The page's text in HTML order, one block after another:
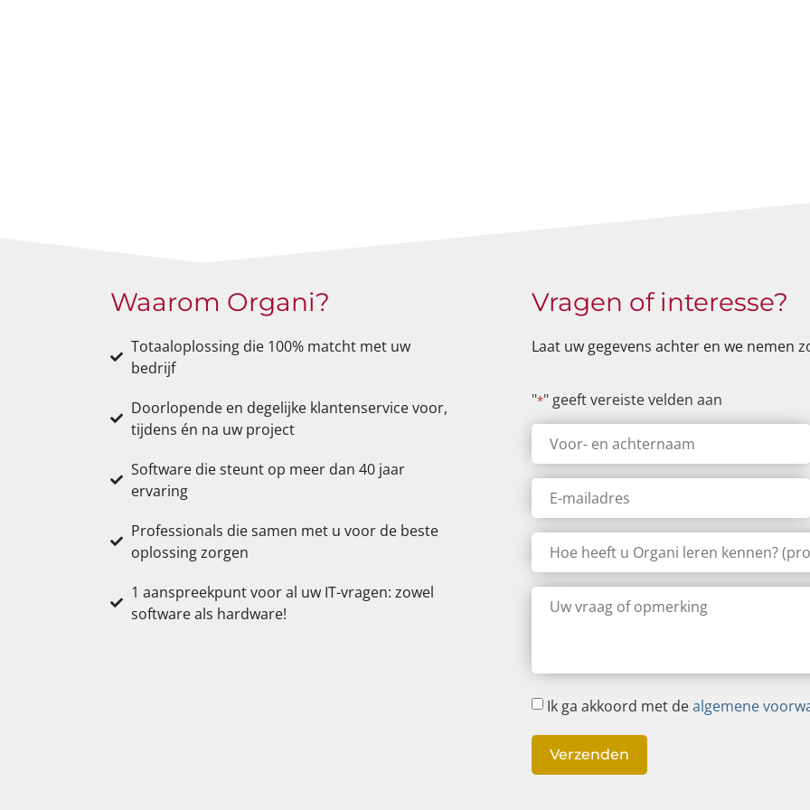
Waarom Organi?
Totaaloplossing die 100% matcht met uw
bedrijf
Doorlopende en degelijke klantenservice voor,
tijdens én na uw project
Software die steunt op meer dan 40 jaar
ervaring
Professionals die samen met u voor de beste
oplossing zorgen
1 aanspreekpunt voor al uw IT-vragen: zowel
software als hardware!
Vragen of interesse?
Laat uw gegevens achter en we nemen
"*" geeft vereiste velden aan
Voor-
achternaam
*
E-
mailadres
*
Hoe
heeft
u
Organi
leren
kennen?
media...)
Uw
vraag
Toestemming
Ik ga akkoord met dealgemene